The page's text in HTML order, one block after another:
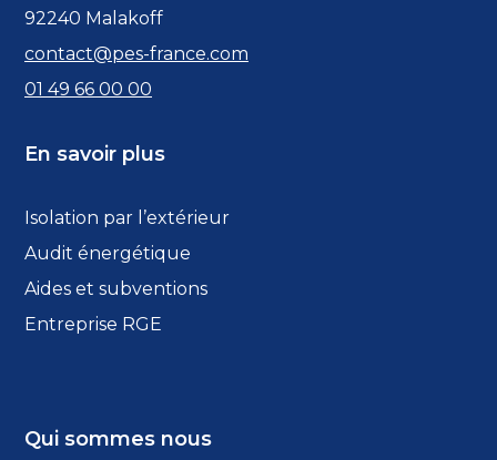
92240 Malakoff
contact@pes-france.com
01 49 66 00 00
En savoir plus
Isolation par l’extérieur
Audit énergétique
Aides et subventions
Entreprise RGE
Qui sommes nous